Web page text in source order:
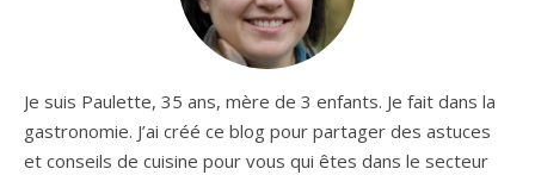
Je suis Paulette, 35 ans, mère de 3 enfants. Je fait dans la
gastronomie. J’ai créé ce blog pour partager des astuces
et conseils de cuisine pour vous qui êtes dans le secteur